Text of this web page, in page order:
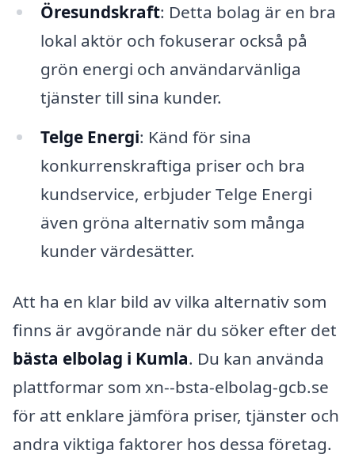
Öresundskraft: Detta bolag är en bra
lokal aktör och fokuserar också på
grön energi och användarvänliga
tjänster till sina kunder.
Telge Energi: Känd för sina
konkurrenskraftiga priser och bra
kundservice, erbjuder Telge Energi
även gröna alternativ som många
kunder värdesätter.
Att ha en klar bild av vilka alternativ som
finns är avgörande när du söker efter det
bästa elbolag i Kumla. Du kan använda
plattformar som xn--bsta-elbolag-gcb.se
för att enklare jämföra priser, tjänster och
andra viktiga faktorer hos dessa företag.